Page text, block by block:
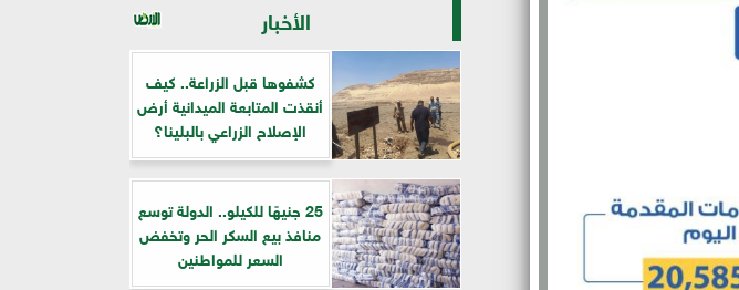
الأخبار
كشفوها قبل الزراعة.. كيف
أنقذت المتابعة الميدانية أرض
الإصلاح الزراعي بالبلينا؟
25 جنيهًا للكيلو.. الدولة توسع
منافذ بيع السكر الحر وتخفض
السعر للمواطنين